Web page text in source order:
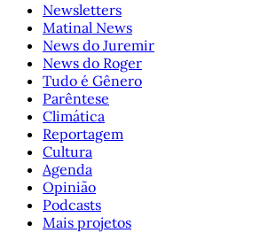
Newsletters
Matinal News
News do Juremir
News do Roger
Tudo é Gênero
Parêntese
Climática
Reportagem
Cultura
Agenda
Opinião
Podcasts
Mais projetos